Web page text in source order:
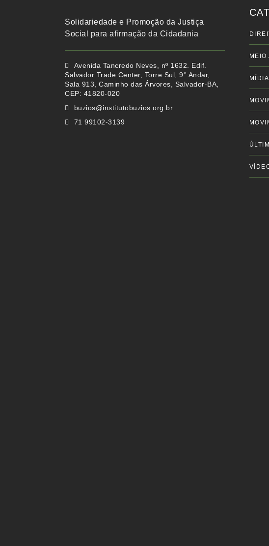
Solidariedade e Promoção da Justiça
Social para afirmação da Cidadania
Avenida Tancredo Neves, nº 1632. Edif.
Salvador Trade Center, Torre Sul, 9° Andar,
Sala 913, Caminho das Árvores, Salvador-BA,
CEP: 41820-020
buzios@institutobuzios.org.br
71 99102-3139
MEIO